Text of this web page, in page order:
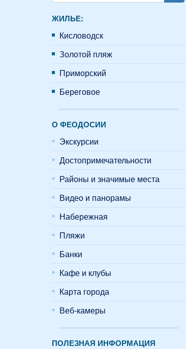
ЖИЛЬЕ:
Кисловодск
Золотой пляж
Приморский
Береговое
О ФЕОДОСИИ
Экскурсии
Достопримечательности
Районы и значимые места
Видео и панорамы
Набережная
Пляжи
Банки
Кафе и клубы
Карта города
Веб-камеры
ПОЛЕЗНАЯ ИНФОРМАЦИЯ